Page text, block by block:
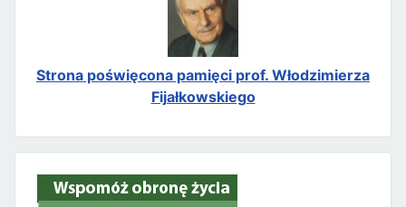
Strona poświęcona pamięci prof. Włodzimierza
Fijałkowskiego